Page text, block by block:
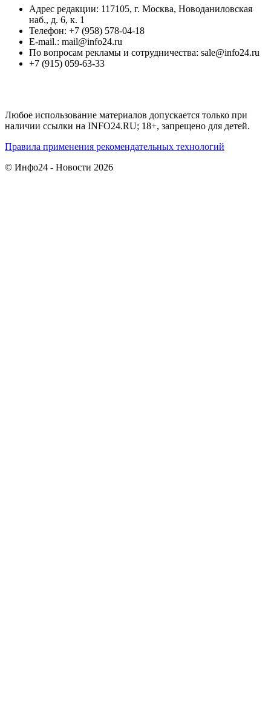
Адрес редакции: 117105, г. Москва, Новоданиловская
наб., д. 6, к. 1
Телефон: +7 (958) 578-04-18
E-mail.: mail@info24.ru
По вопросам рекламы и сотрудничества: sale@info24.ru
+7 (915) 059-63-33
Любое использование материалов допускается только при
наличии ссылки на INFO24.RU; 18+, запрещено для детей.
Правила применения рекомендательных технологий
© Инфо24 - Новости 2026